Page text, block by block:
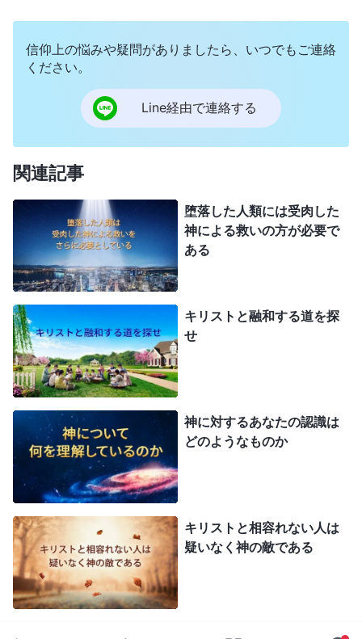
信仰上の悩みや疑問がありましたら、いつでもご連絡
ください。
Line経由で連絡する
関連記事
堕落した人類には受肉した
神による救いの方が必要で
ある
キリストと融和する道を探
せ
神に対するあなたの認識は
どのようなものか
キリストと相容れない人は
疑いなく神の敵である